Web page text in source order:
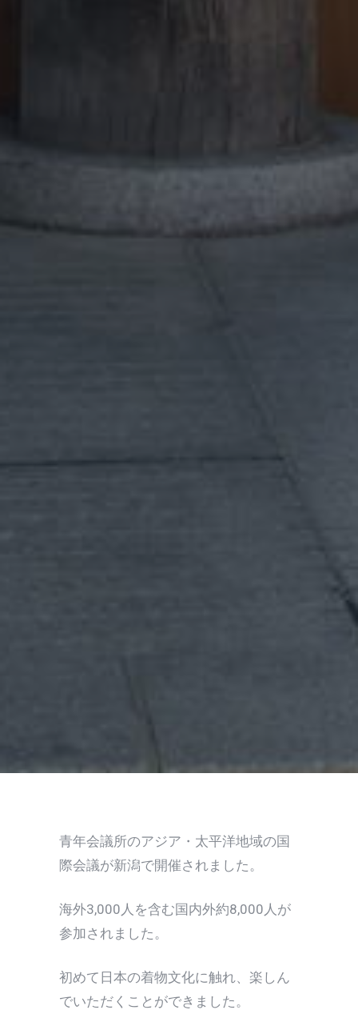
青年会議所のアジア・太平洋地域の国
際会議が新潟で開催されました。
海外3,000人を含む国内外約8,000人が
参加されました。
初めて日本の着物文化に触れ、楽しん
でいただくことができました。